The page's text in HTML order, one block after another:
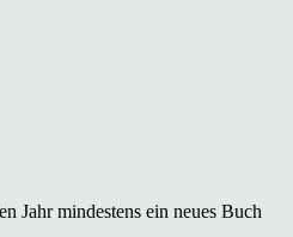
Jahr mindestens ein neues Buch